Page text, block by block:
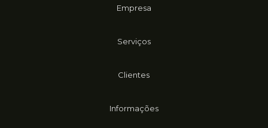
Empresa
Serviços
Clientes
Informações